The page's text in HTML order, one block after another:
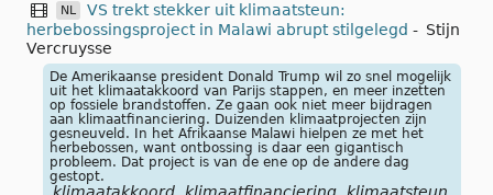
NL
VS trekt stekker uit klimaatsteun:
herbebossingsproject in Malawi abrupt stilgelegd - Stijn
Vercruysse
De Amerikaanse president Donald Trump wil zo snel mogelijk
uit het klimaatakkoord van Parijs stappen, en meer inzetten
op fossiele brandstoffen. Ze gaan ook niet meer bijdragen
aan klimaatfinanciering. Duizenden klimaatprojecten zijn
gesneuveld. In het Afrikaanse Malawi hielpen ze met het
herbebossen, want ontbossing is daar een gigantisch
probleem. Dat project is van de ene op de andere dag
gestopt.